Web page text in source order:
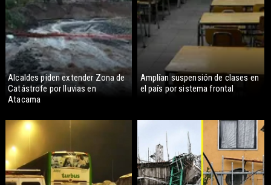
Alcaldes piden extender Zona de
Catástrofe por lluvias en
Atacama
Amplían suspensión de clases en
el país por sistema frontal